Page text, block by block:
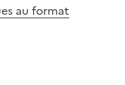
au format